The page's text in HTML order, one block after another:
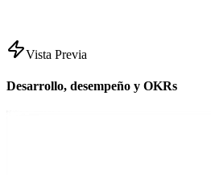
Vista Previa
Desarrollo, desempeño y OKRs